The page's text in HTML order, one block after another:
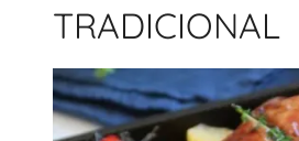
TRADICIONAL